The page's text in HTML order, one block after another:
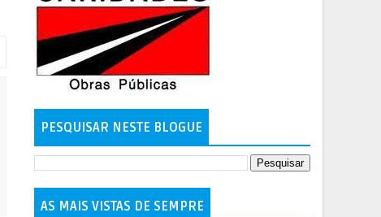
PESQUISAR NESTE BLOGUE
AS MAIS VISTAS DE SEMPRE